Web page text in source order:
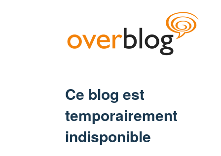
Ce blog est
temporairement
indisponible